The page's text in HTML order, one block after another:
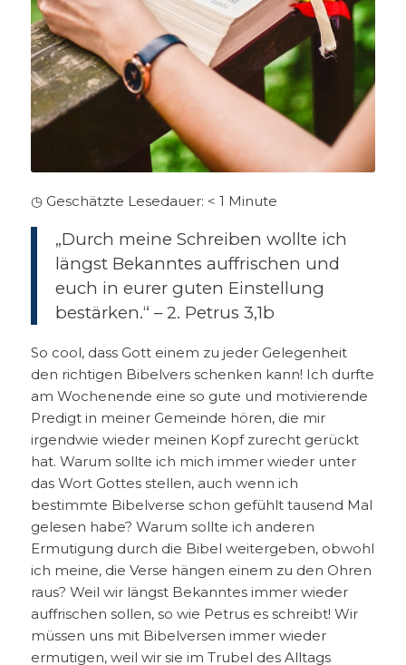
◷ Geschätzte Lesedauer: < 1 Minute
„Durch meine Schreiben wollte ich
längst Bekanntes auffrischen und
euch in eurer guten Einstellung
bestärken.“ – 2. Petrus 3,1b
So cool, dass Gott einem zu jeder Gelegenheit
den richtigen Bibelvers schenken kann! Ich durfte
am Wochenende eine so gute und motivierende
Predigt in meiner Gemeinde hören, die mir
irgendwie wieder meinen Kopf zurecht gerückt
hat. Warum sollte ich mich immer wieder unter
das Wort Gottes stellen, auch wenn ich
bestimmte Bibelverse schon gefühlt tausend Mal
gelesen habe? Warum sollte ich anderen
Ermutigung durch die Bibel weitergeben, obwohl
ich meine, die Verse hängen einem zu den Ohren
raus? Weil wir längst Bekanntes immer wieder
auffrischen sollen, so wie Petrus es schreibt! Wir
müssen uns mit Bibelversen immer wieder
ermutigen, weil wir sie im Trubel des Alltags